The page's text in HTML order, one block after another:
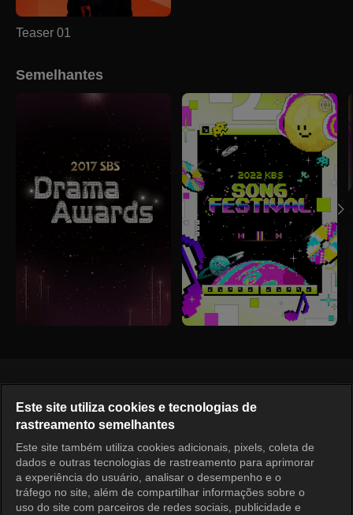
Teaser 01
Semelhantes
Português
KOCOWA+ Redes Sociais
Este site utiliza cookies e tecnologias de
rastreamento semelhantes
Este site também utiliza cookies adicionais, pixels, coleta de
dados e outras tecnologias de rastreamento para aprimorar
a experiência do usuário, analisar o desempenho e o
tráfego no site, além de compartilhar informações sobre o
uso do site com parceiros de redes sociais, publicidade e